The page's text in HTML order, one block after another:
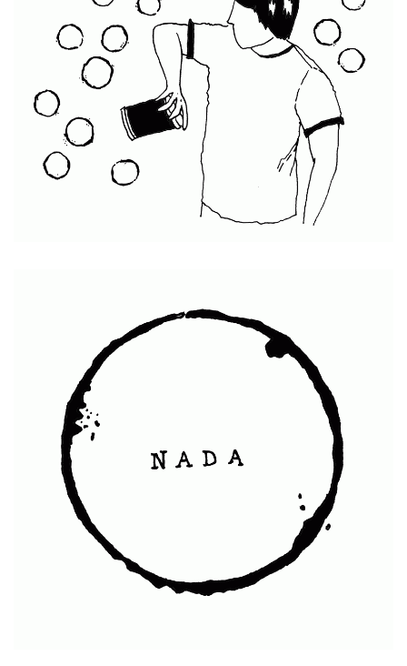
¡Qué Lata!
Nada Colectivo